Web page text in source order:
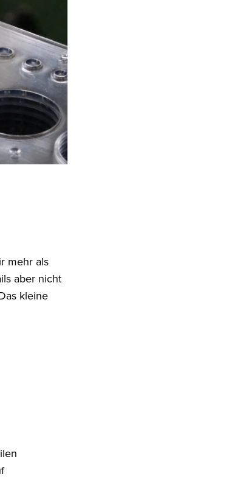
mehr als
aber nicht
kleine